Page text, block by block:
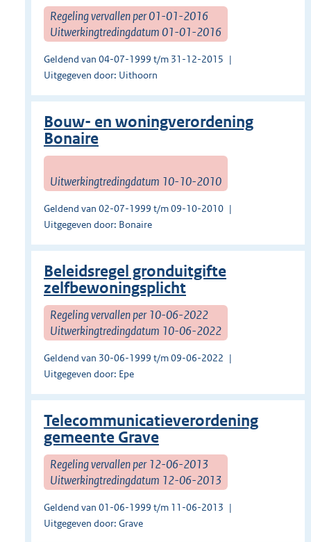
Regeling vervallen per 01-01-2016
Uitwerkingtredingdatum 01-01-2016
Geldend van 04-07-1999 t/m 31-12-2015
Uitgegeven door: Uithoorn
Bouw- en woningverordening
Bonaire
Uitwerkingtredingdatum 10-10-2010
Geldend van 02-07-1999 t/m 09-10-2010
Uitgegeven door: Bonaire
Beleidsregel gronduitgifte
zelfbewoningsplicht
Regeling vervallen per 10-06-2022
Uitwerkingtredingdatum 10-06-2022
Geldend van 30-06-1999 t/m 09-06-2022
Uitgegeven door: Epe
Telecommunicatieverordening
gemeente Grave
Regeling vervallen per 12-06-2013
Uitwerkingtredingdatum 12-06-2013
Geldend van 01-06-1999 t/m 11-06-2013
Uitgegeven door: Grave